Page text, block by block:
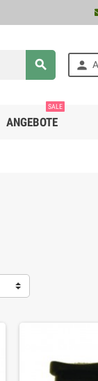
 
ANGEBOTE
SALE